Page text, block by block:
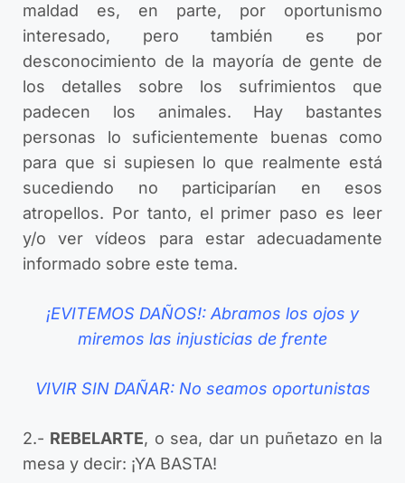
maldad es, en parte, por oportunismo
interesado, pero también es por
desconocimiento de la mayoría de gente de
los detalles sobre los sufrimientos que
padecen los animales. Hay bastantes
personas lo suficientemente buenas como
para que si supiesen lo que realmente está
sucediendo no participarían en esos
atropellos. Por tanto, el primer paso es leer
y/o ver vídeos para estar adecuadamente
informado sobre este tema.
¡EVITEMOS DAÑOS!: Abramos los ojos y
miremos las injusticias de frente
VIVIR SIN DAÑAR: No seamos oportunistas
2.- REBELARTE, o sea, dar un puñetazo en la
mesa y decir: ¡YA BASTA!